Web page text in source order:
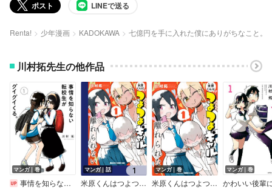
ポスト LINEで送る
Renta! 少年漫画 KADOKAWA 七億円を手に入れた僕にありがちなこと。
川村拓先生の他作品
マンガ｜巻
事情を知らない転校生がグイグイくる。【デジタル版限定特典付き】
マンガ｜話
米原くんはつよつよギャルから離れられない【分冊版】
マンガ｜巻
米原くんはつよつよギャルから離れられない
マンガ｜巻